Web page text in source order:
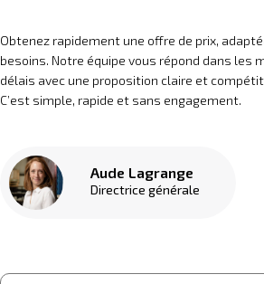
Obtenez rapidement une offre de prix,
besoins. Notre équipe vous répond dans les
délais avec une proposition claire et
C’est simple, rapide et sans engagement.
Aude Lagrange
Directrice générale
Nom